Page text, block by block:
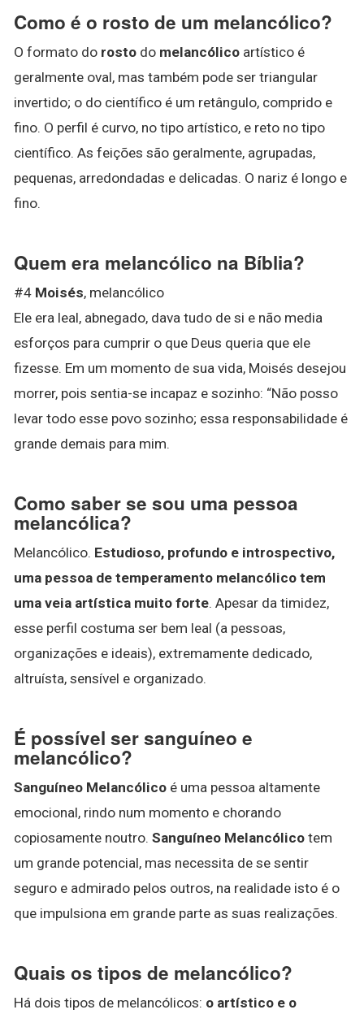
Como é o rosto de um melancólico?
O formato do rosto do melancólico artístico é
geralmente oval, mas também pode ser triangular
invertido; o do científico é um retângulo, comprido e
fino. O perfil é curvo, no tipo artístico, e reto no tipo
científico. As feições são geralmente, agrupadas,
pequenas, arredondadas e delicadas. O nariz é longo e
fino.
Quem era melancólico na Bíblia?
#4 Moisés, melancólico
Ele era leal, abnegado, dava tudo de si e não media
esforços para cumprir o que Deus queria que ele
fizesse. Em um momento de sua vida, Moisés desejou
morrer, pois sentia-se incapaz e sozinho: “Não posso
levar todo esse povo sozinho; essa responsabilidade é
grande demais para mim.
Como saber se sou uma pessoa
melancólica?
Melancólico. Estudioso, profundo e introspectivo,
uma pessoa de temperamento melancólico tem
uma veia artística muito forte. Apesar da timidez,
esse perfil costuma ser bem leal (a pessoas,
organizações e ideais), extremamente dedicado,
altruísta, sensível e organizado.
É possível ser sanguíneo e
melancólico?
Sanguíneo Melancólico é uma pessoa altamente
emocional, rindo num momento e chorando
copiosamente noutro. Sanguíneo Melancólico tem
um grande potencial, mas necessita de se sentir
seguro e admirado pelos outros, na realidade isto é o
que impulsiona em grande parte as suas realizações.
Quais os tipos de melancólico?
Há dois tipos de melancólicos: o artístico e o